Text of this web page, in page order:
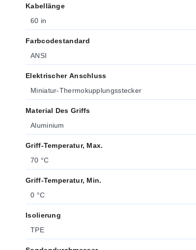
Kabellänge
60 in
Farbcodestandard
ANSI
Elektrischer Anschluss
Miniatur-Thermokupplungsstecker
Material Des Griffs
Aluminium
Griff-Temperatur, Max.
70 °C
Griff-Temperatur, Min.
0 °C
Isolierung
TPE